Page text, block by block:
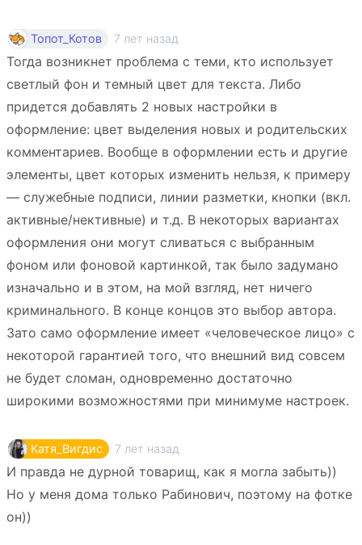
Топот_Котов 7 лет назад
Тогда возникнет проблема с теми, кто использует
светлый фон и темный цвет для текста. Либо
придется добавлять 2 новых настройки в
оформление: цвет выделения новых и родительских
комментариев. Вообще в оформлении есть и другие
элементы, цвет которых изменить нельзя, к примеру
— служебные подписи, линии разметки, кнопки (вкл.
активные/нективные) и т.д. В некоторых вариантах
оформления они могут сливаться с выбранным
фоном или фоновой картинкой, так было задумано
изначально и в этом, на мой взгляд, нет ничего
криминального. В конце концов это выбор автора.
Зато само оформление имеет «человеческое лицо» с
некоторой гарантией того, что внешний вид совсем
не будет сломан, одновременно достаточно
широкими возможностями при минимуме настроек.
Катя_Вигдис 7 лет назад
И правда не дурной товарищ, как я могла забыть))
Но у меня дома только Рабинович, поэтому на фотке
он))